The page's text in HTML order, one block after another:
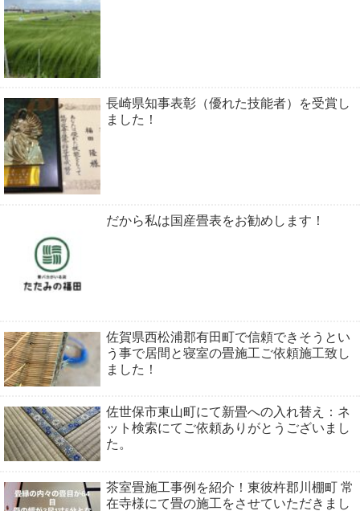
長崎県知事表彰（優れた技能者）を受賞し
ました！
だから私は国産畳表をお勧めします！
佐賀県西松浦郡有田町で信頼できそうとい
う事で居間と寝室の畳施工ご依頼施工致し
ました！
佐世保市東山町にて新畳への入れ替え：ネ
ット検索にてご依頼ありがとうございまし
た。
茶室畳施工事例を紹介！東彼杵郡川棚町 常
在寺様にて畳の施工をさせていただきまし